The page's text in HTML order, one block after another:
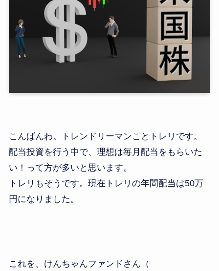
こんばんわ。トレンドリーマンことトレリです。
配当投資を行う中で、理想は毎月配当をもらいた
い！って方が多いと思います。
トレリもそうです。現在トレリの年間配当は50万
円になりました。
これを、けんちゃんファンドさん（